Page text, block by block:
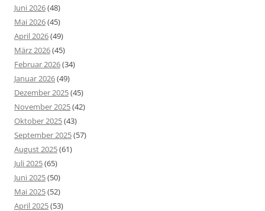
Juni 2026(48)
Mai 2026(45)
April 2026(49)
März 2026(45)
Februar 2026(34)
Januar 2026(49)
Dezember 2025(45)
November 2025(42)
Oktober 2025(43)
September 2025(57)
August 2025(61)
Juli 2025(65)
Juni 2025(50)
Mai 2025(52)
April 2025(53)